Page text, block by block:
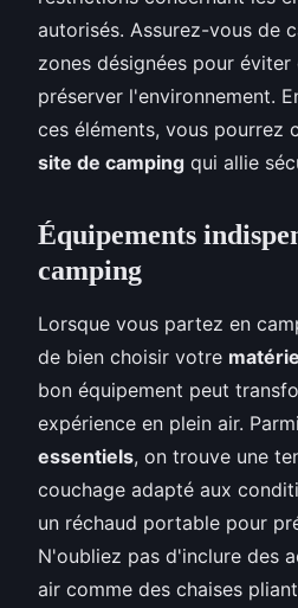
autorisés. Assurez-vous de
zones désignées pour éviter
préserver l'environnement.
ces éléments, vous pourrez
site de camping qui allie
Équipements
camping
Lorsque vous partez en
de bien choisir votre
bon équipement peut
expérience en plein air.
essentiels, on trouve une
couchage adapté aux
un réchaud portable pour
N'oubliez pas d'inclure des
air comme des chaises